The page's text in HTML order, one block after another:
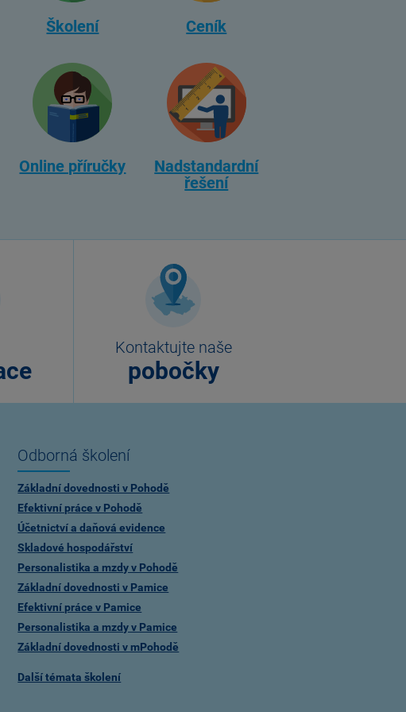
Školení Ceník
Online příručky
Nadstandardní
řešení
Kontaktujte naše
pobočky
Odborná školení
Základní dovednosti v Pohodě
Efektivní práce v Pohodě
Účetnictví a daňová evidence
Skladové hospodářství
Personalistika a mzdy v Pohodě
Základní dovednosti v Pamice
Efektivní práce v Pamice
Personalistika a mzdy v Pamice
Základní dovednosti v mPohodě
Další témata školení